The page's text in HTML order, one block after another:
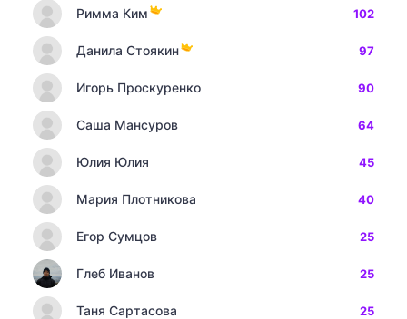
Римма Ким 102
Данила Стоякин 97
Игорь Проскуренко 90
Саша Мансуров 64
Юлия Юлия 45
Мария Плотникова 40
Егор Сумцов 25
Глеб Иванов 25
Таня Сартасова 25